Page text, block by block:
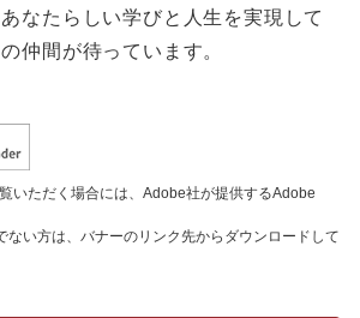
なたらしい学びと人生を実現して
仲間が待っています。
いただく場合には、Adobe社が提供するAdobe
い方は、バナーのリンク先からダウンロードして